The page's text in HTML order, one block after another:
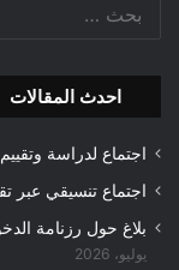
احدث المقالات
اجتماع لدراسة
اجتماع تنسيقي عبر
بلاغ حول رزنامة الدخول
يوليو، 2026